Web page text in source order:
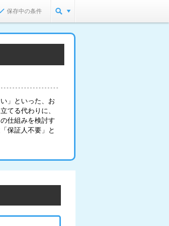
保存中の条件
」といった、お
てる代わりに、
仕組みを検討す
保証人不要」と